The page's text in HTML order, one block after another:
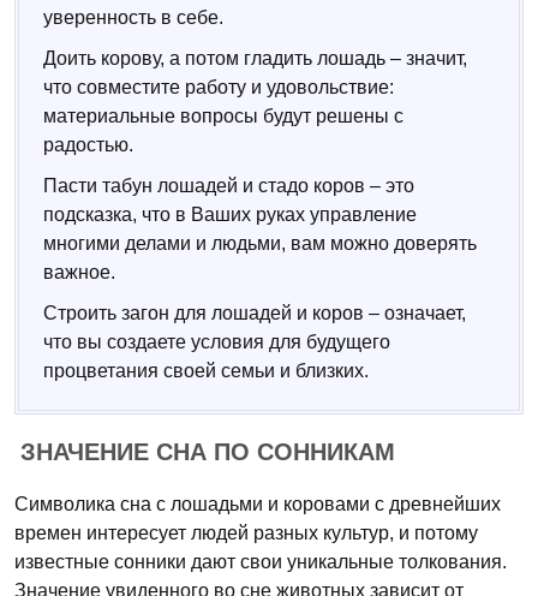
уверенность в себе.
Доить корову, а потом гладить лошадь – значит,
что совместите работу и удовольствие:
материальные вопросы будут решены с
радостью.
Пасти табун лошадей и стадо коров – это
подсказка, что в Ваших руках управление
многими делами и людьми, вам можно доверять
важное.
Строить загон для лошадей и коров – означает,
что вы создаете условия для будущего
процветания своей семьи и близких.
ЗНАЧЕНИЕ СНА ПО СОННИКАМ
Символика сна с лошадьми и коровами с древнейших
времен интересует людей разных культур, и потому
известные сонники дают свои уникальные толкования.
Значение увиденного во сне животных зависит от